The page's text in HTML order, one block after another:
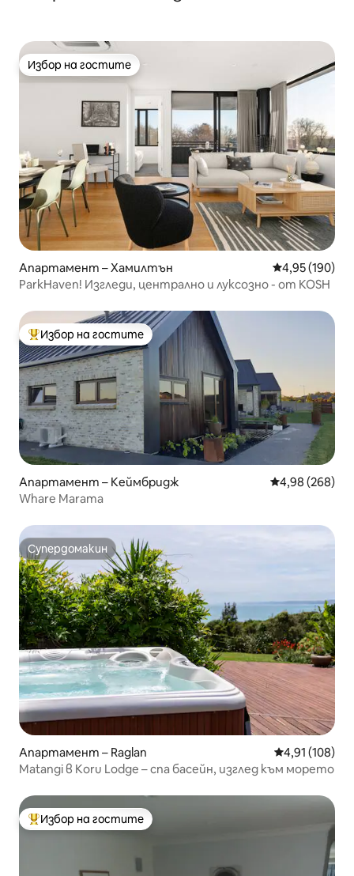
Избор на гостите
Избор на гостите
Апартамент – Хамилтън Средна
4,95 (190)
ParkHaven! Изгледи, централно и луксозно - от KOSH
Най-популярен избор на гостите
Избор на гостите
Апартамент – Кеймбридж Средна
4,98 (268)
Whare Marama
Супердомакин
Супердомакин
Апартамент – Raglan Средна
4,91 (108)
Matangi в Koru Lodge – спа басейн, изглед към морето
Най-популярен избор на гостите
Избор на гостите